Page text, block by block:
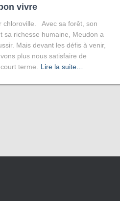
vivre
chloroville. Avec sa forêt, son
sa richesse humaine, Meudon a
Mais devant les défis à venir,
plus nous satisfaire de
terme.
Lire la suite…